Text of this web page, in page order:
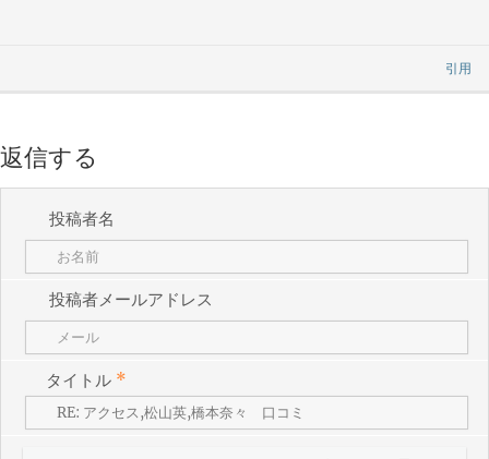
引用
返信する
投稿者名
投稿者メールアドレス
タイトル *